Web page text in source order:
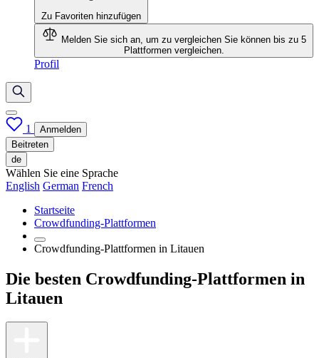
Zu Favoriten hinzufügen
Melden Sie sich an, um zu vergleichen Sie können bis zu 5
Plattformen vergleichen.
Profil
1
Anmelden
Beitreten
de
Wählen Sie eine Sprache
English German French
Startseite
Crowdfunding-Plattformen
Crowdfunding-Plattformen in Litauen
Die besten Crowdfunding-Plattformen in
Litauen